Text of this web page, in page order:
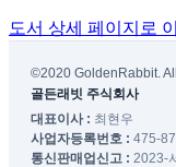
도서 상세 페이지로
©2020 GoldenRabbit.
골든래빗 주식회사
대표이사 : 최현우
사업자등록번호 : 475-
통신판매업신고 : 2023-